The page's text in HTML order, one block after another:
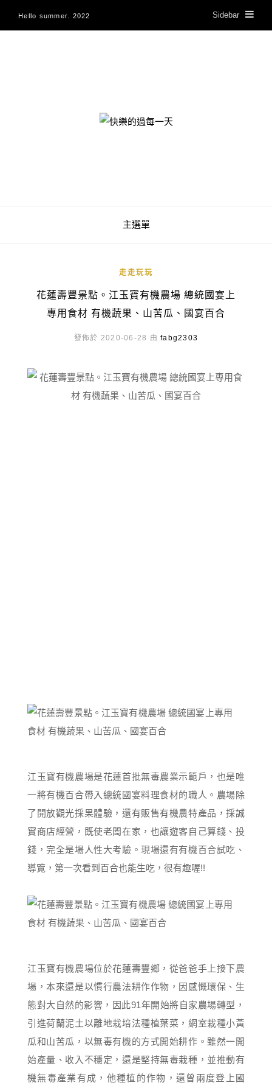
Hello summer. 2022 Sidebar
快樂的過每一天
主選單
走走玩玩
花蓮壽豐景點。江玉寶有機農場 總統國宴上
專用食材 有機蔬果、山苦瓜、國宴百合
發佈於 2020-06-28 由fabg2303
江玉寶有機農場是花蓮首批無毒農業示範戶，也是唯
一將有機百合帶入總統國宴料理食材的職人。農場除
了開放觀光採果體驗，還有販售有機農特產品，採誠
實商店經營，既使老闆在家，也讓遊客自己算錢、投
錢，完全是場人性大考驗。現場還有有機百合試吃、
導覽，第一次看到百合也能生吃，很有趣喔!!
江玉寶有機農場位於花蓮壽豐鄉，從爸爸手上接下農
場，本來還是以慣行農法耕作作物，因感慨環保、生
態對大自然的影響，因此91年開始將自家農場轉型，
引進荷蘭泥土以離地栽培法種植葉菜，網室栽種小黃
瓜和山苦瓜，以無毒有機的方式開始耕作。雖然一開
始產量、收入不穩定，還是堅持無毒栽種，並推動有
機無毒產業有成，他種植的作物，還曾兩度登上國